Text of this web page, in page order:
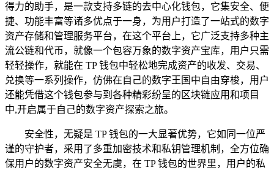
得力的助手，是一款支持多链的去中心化钱包，它集安全、便
捷、功能丰富等诸多优点于一身，为用户打造了一站式的数字
资产存储和管理服务平台，在这个平台上，它广泛支持多种主
流公链和代币，就像一个包容万象的数字资产宝库，用户只需
轻轻操作，就能在 TP 钱包中轻松地完成资产的收发、交易、
兑换等一系列操作，仿佛在自己的数字王国中自由穿梭，用户
还能凭借这个钱包参与到各种精彩纷呈的区块链应用和项目
中,开启属于自己的数字资产探索之旅。
安全性，无疑是 TP 钱包的一大显著优势，它如同一位严
谨的守护者，采用了多重加密技术和私钥管理机制，全方位确
保用户的数字资产安全无虞，在 TP 钱包的世界里，用户的私